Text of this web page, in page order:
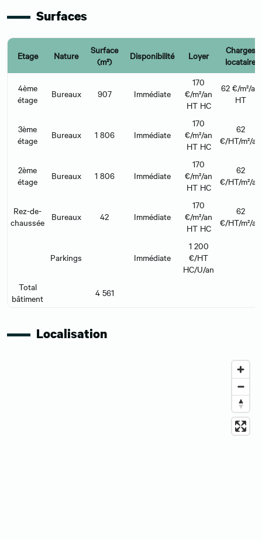
Surfaces
Etage Nature
Surface
(m²)
Disponibilité Loyer
Charges
locataire
4ème
étage
Bureaux 907 Immédiate
170
€/m²/an
HT HC
62 €/m²/an
HT
3ème
étage
Bureaux 1 806 Immédiate
170
€/m²/an
HT HC
62
€/HT/m²/an
2ème
étage
Bureaux 1 806 Immédiate
170
€/m²/an
HT HC
62
€/HT/m²/an
Rez-de-
chaussée
Bureaux 42 Immédiate
170
€/m²/an
HT HC
62
€/HT/m²/an
Parkings Immédiate
1 200
€/HT
HC/U/an
Total
bâtiment
4 561
Localisation